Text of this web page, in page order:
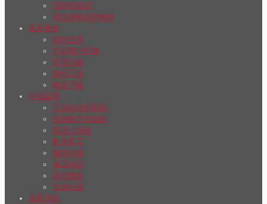
CAN分析仪
再生放电保护模块
技术服务
技术文章
产品用户手册
常见问题
软件工具
驱动下载
行业应用
工业自动化制造
生物医疗自动化
机器人领域
航天军工
物流仓储
食品包装
纺织服装
文创行业
最新消息